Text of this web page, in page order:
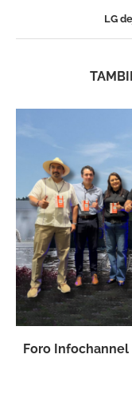
LG
Foro Infochannel